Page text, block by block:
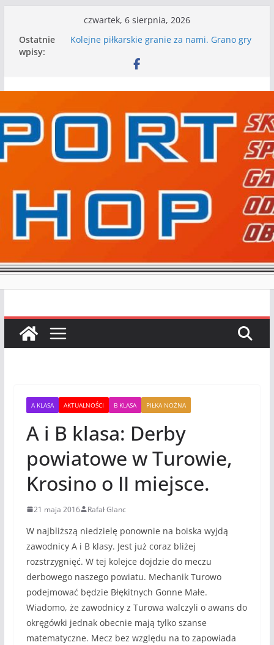
treści
czwartek, 6 sierpnia, 2026
Ostatnie
wpisy:
Kolejne piłkarskie granie za nami. Grano gry
Kolejne gry kontrolne naszych piłkarskich
WKS wygrywa pierwszą edycję Ligi Szóstek w
I mamy kolejne gry kontrolne, piłkarskie
granie przed nami
Mecz o wygraną w I Edycji Lidze Szóstek Piłki
Nożnej
A KLASA AKTUALNOŚCI B KLASA PIŁKA NOŻNA
A i B klasa: Derby
powiatowe w Turowie,
Krosino o II miejsce.
21 maja 2016 Rafał Glanc
W najbliższą niedzielę ponownie na boiska wyjdą
zawodnicy A i B klasy. Jest już coraz bliżej
rozstrzygnięć. W tej kolejce dojdzie do meczu
derbowego naszego powiatu. Mechanik Turowo
podejmować będzie Błękitnych Gonne Małe.
Wiadomo, że zawodnicy z Turowa walczyli o awans do
okręgówki jednak obecnie mają tylko szanse
matematyczne. Mecz bez względu na to zapowiada